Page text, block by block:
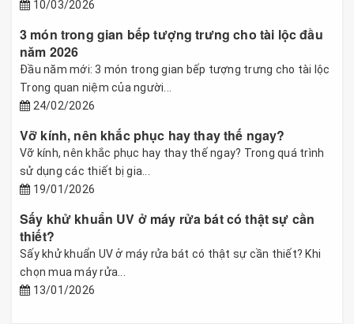
10/03/2026
3 món trong gian bếp tượng trưng cho tài lộc đầu
năm 2026
Đầu năm mới: 3 món trong gian bếp tượng trưng cho tài lộc
Trong quan niệm của người...
24/02/2026
Vỡ kính, nên khắc phục hay thay thế ngay?
Vỡ kính, nên khắc phục hay thay thế ngay? Trong quá trình
sử dụng các thiết bị gia...
19/01/2026
Sấy khử khuẩn UV ở máy rửa bát có thật sự cần
thiết?
Sấy khử khuẩn UV ở máy rửa bát có thật sự cần thiết? Khi
chọn mua máy rửa...
13/01/2026